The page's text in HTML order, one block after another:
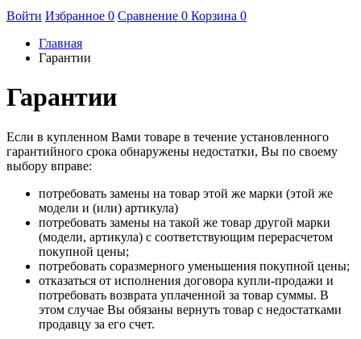
Войти Избранное 0 Сравнение 0 Корзина 0
Главная
Гарантии
Гарантии
Если в купленном Вами товаре в течение установленного
гарантийного срока обнаружены недостатки, Вы по своему
выбору вправе:
потребовать замены на товар этой же марки (этой же
модели и (или) артикула)
потребовать замены на такой же товар другой марки
(модели, артикула) с соответствующим перерасчетом
покупной цены;
потребовать соразмерного уменьшения покупной цены;
отказаться от исполнения договора купли-продажи и
потребовать возврата уплаченной за товар суммы. В
этом случае Вы обязаны вернуть товар с недостатками
продавцу за его счет.